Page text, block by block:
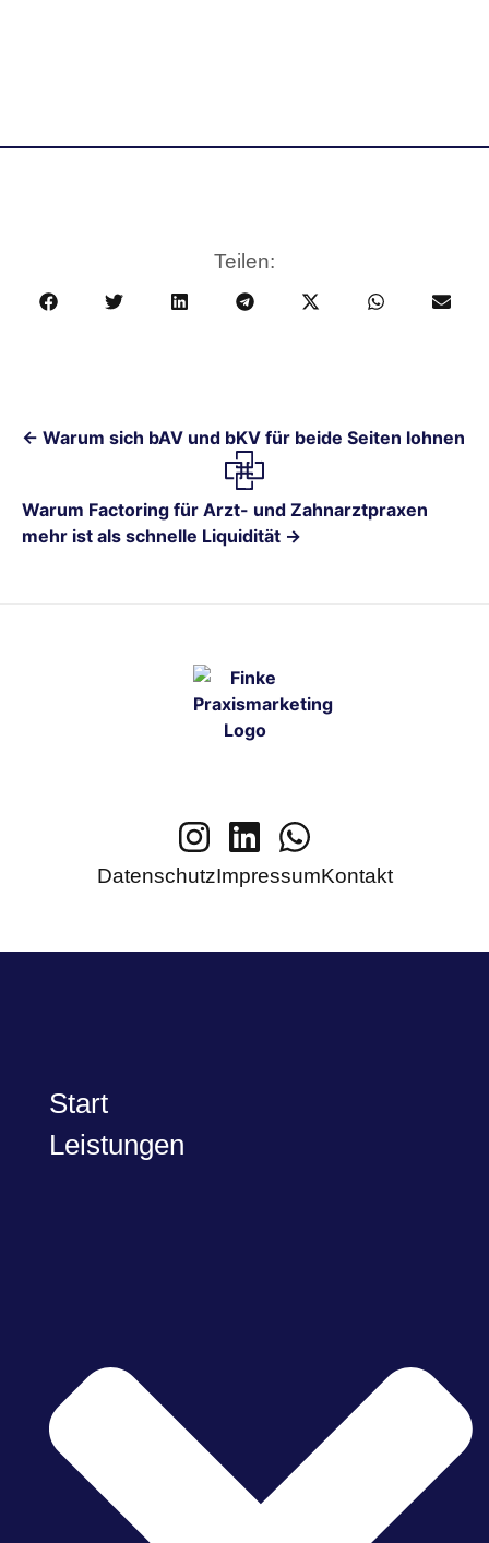
Teilen:
← Warum sich bAV und bKV für beide Seiten lohnen
Warum Factoring für Arzt- und Zahnarztpraxen
mehr ist als schnelle Liquidität →
DatenschutzImpressumKontakt
Start
Leistungen